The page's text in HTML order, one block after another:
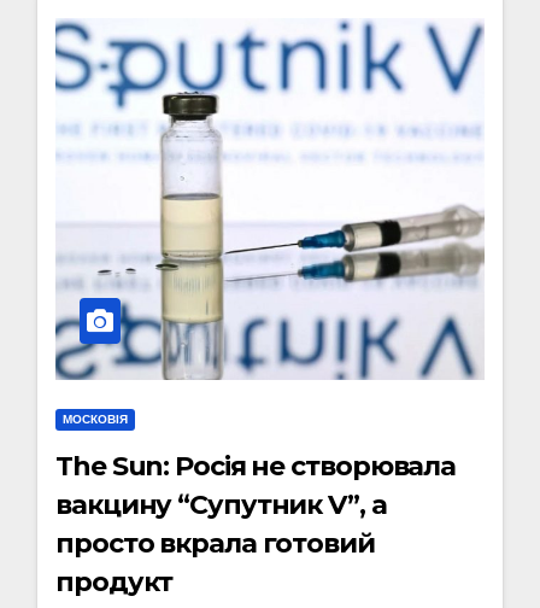
МОСКОВІЯ
The Sun: Росія не створювала
вакцину “Супутник V”, а
просто вкрала готовий
продукт